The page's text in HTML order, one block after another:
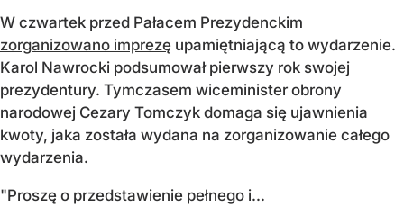
W czwartek przed Pałacem Prezydenckim
zorganizowano imprezę upamiętniającą to wydarzenie.
Karol Nawrocki podsumował pierwszy rok swojej
prezydentury. Tymczasem wiceminister obrony
narodowej Cezary Tomczyk domaga się ujawnienia
kwoty, jaka została wydana na zorganizowanie całego
wydarzenia.
"Proszę o przedstawienie pełnego i...